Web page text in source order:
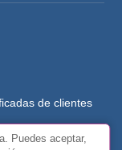
de clientes
Puedes aceptar,